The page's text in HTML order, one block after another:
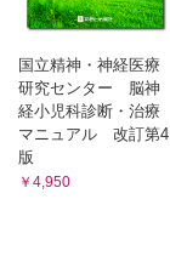
国立精神・神経医療
研究センター 脳神
経小児科診断・治療
マニュアル 改訂第4
版
￥4,950